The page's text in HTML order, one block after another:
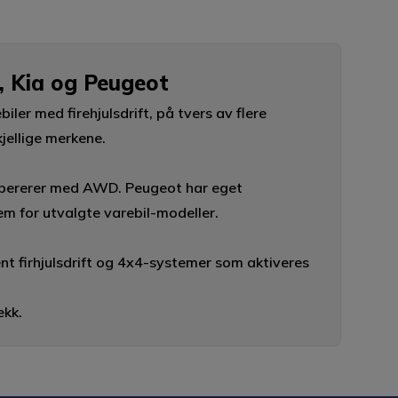
Kia og Peugeot
med firehjulsdrift, på tvers av flere
merkene.
med AWD. Peugeot har eget
for utvalgte varebil-modeller.
firhjulsdrift og 4x4-systemer som aktiveres